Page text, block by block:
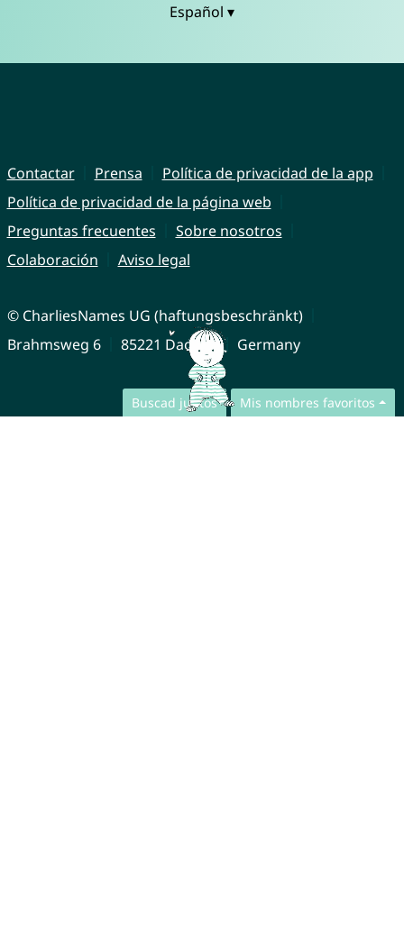
Buscad juntos Mis nombres favoritos
Español ▾
Contactar Prensa
Política de privacidad de la app
Política de privacidad de la página web
Preguntas frecuentes
Sobre nosotros
Colaboración
Aviso legal
© CharliesNames UG (haftungsbeschränkt)
Brahmsweg 6
85221 Dachau Germany